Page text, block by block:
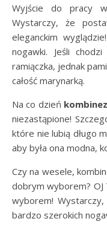
Wyjście do pracy
Wystarczy, że
eleganckim
nogawki. Jeśli
ramiączka, jednak
całość marynarką.
Na co dzień
niezastąpione!
które nie lubią długo
aby była ona modna,
Czy na wesele,
dobrym wyborem? OJ
wyborem!
bardzo szerokich